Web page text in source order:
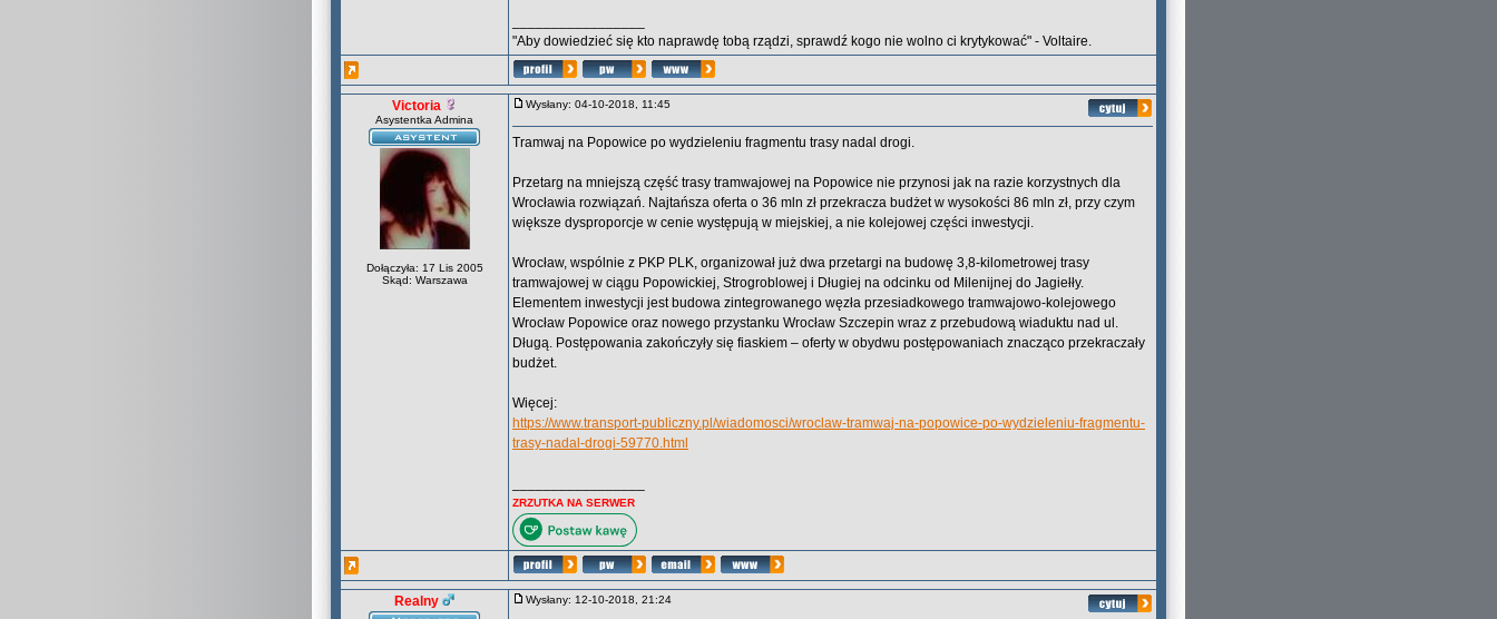
"Aby dowiedzieć się kto naprawdę tobą rządzi, sprawdź kogo nie wolno ci krytykować" - Voltaire.
Victoria
Asystentka Admina
Dołączyła: 17 Lis 2005
Skąd: Warszawa
Wysłany: 04-10-2018, 11:45
Tramwaj na Popowice po wydzieleniu fragmentu trasy nadal drogi.
Przetarg na mniejszą część trasy tramwajowej na Popowice nie przynosi jak na razie korzystnych dla
Wrocławia rozwiązań. Najtańsza oferta o 36 mln zł przekracza budżet w wysokości 86 mln zł, przy czym
większe dysproporcje w cenie występują w miejskiej, a nie kolejowej części inwestycji.
Wrocław, wspólnie z PKP PLK, organizował już dwa przetargi na budowę 3,8-kilometrowej trasy
tramwajowej w ciągu Popowickiej, Strogroblowej i Długiej na odcinku od Milenijnej do Jagiełły.
Elementem inwestycji jest budowa zintegrowanego węzła przesiadkowego tramwajowo-kolejowego
Wrocław Popowice oraz nowego przystanku Wrocław Szczepin wraz z przebudową wiaduktu nad ul.
Długą. Postępowania zakończyły się fiaskiem – oferty w obydwu postępowaniach znacząco przekraczały
budżet.
Więcej:
https://www.transport-publiczny.pl/wiadomosci/wroclaw-tramwaj-na-popowice-po-wydzieleniu-fragmentu-
trasy-nadal-drogi-59770.html
ZRZUTKA NA SERWER
Realny Wysłany: 12-10-2018, 21:24